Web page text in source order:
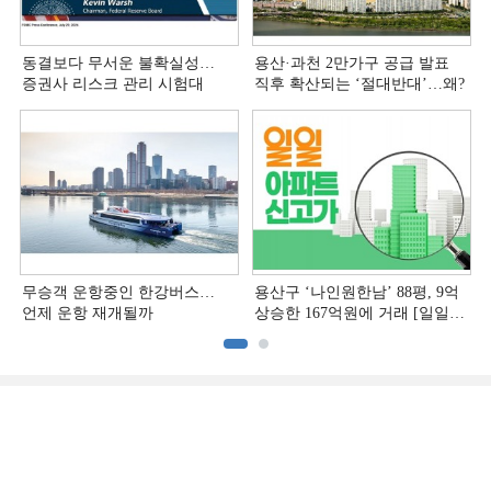
동결보다 무서운 불확실성…
증권사 리스크 관리 시험대
용산·과천 2만가구 공급 발표
직후 확산되는 ‘절대반대’…왜?
무승객 운항중인 한강버스…
언제 운항 재개될까
용산구 ‘나인원한남’ 88평, 9억
상승한 167억원에 거래 [일일